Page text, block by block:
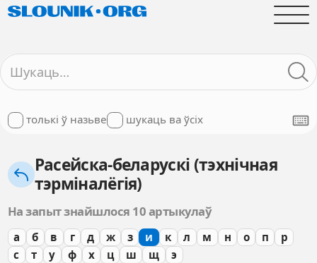
толькі ў назьве шукаць ва ўсіх
Расейска-беларускі (тэхнічная
тэрміналёгія)
На запыт знайшлося 10 артыкулаў
а б в г д ж з и к л м н о п
р
с
т у ф х ц ш щ э